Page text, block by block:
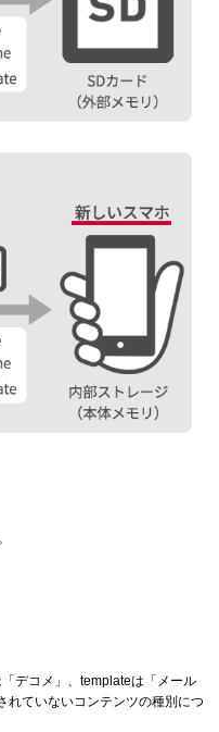
デコメ」、templateは「メール
れていないコンテンツの種別につ